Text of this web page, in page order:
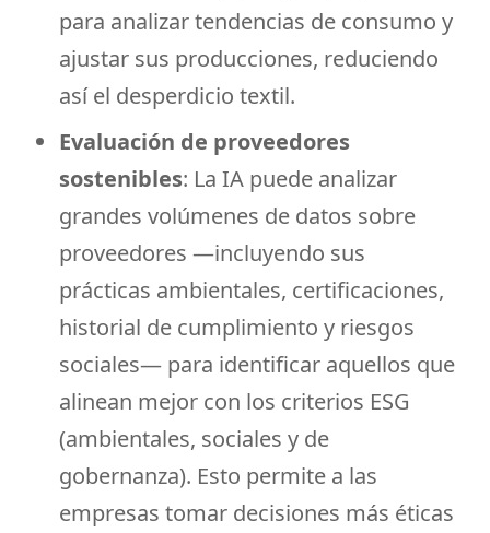
para analizar tendencias de consumo y
ajustar sus producciones, reduciendo
así el desperdicio textil.
Evaluación de proveedores
sostenibles: La IA puede analizar
grandes volúmenes de datos sobre
proveedores —incluyendo sus
prácticas ambientales, certificaciones,
historial de cumplimiento y riesgos
sociales— para identificar aquellos que
alinean mejor con los criterios ESG
(ambientales, sociales y de
gobernanza). Esto permite a las
empresas tomar decisiones más éticas